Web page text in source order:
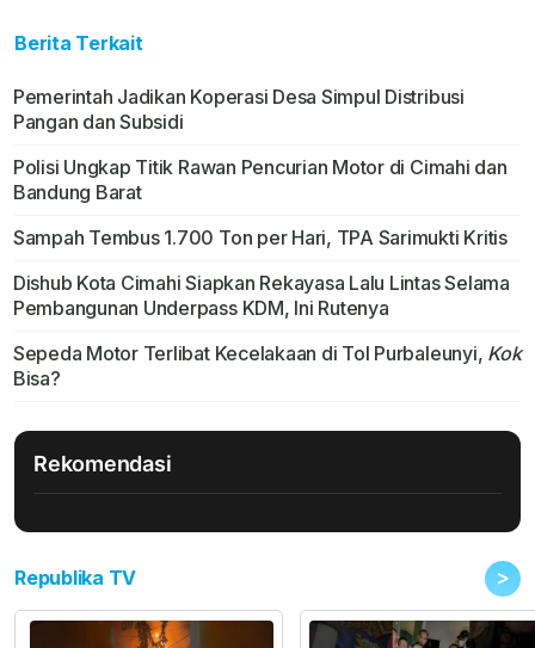
Berita Terkait
Pemerintah Jadikan Koperasi Desa Simpul Distribusi
Pangan dan Subsidi
Polisi Ungkap Titik Rawan Pencurian Motor di Cimahi dan
Bandung Barat
Sampah Tembus 1.700 Ton per Hari, TPA Sarimukti Kritis
Dishub Kota Cimahi Siapkan Rekayasa Lalu Lintas Selama
Pembangunan Underpass KDM, Ini Rutenya
Sepeda Motor Terlibat Kecelakaan di Tol Purbaleunyi, Kok
Bisa?
Rekomendasi
Republika TV >